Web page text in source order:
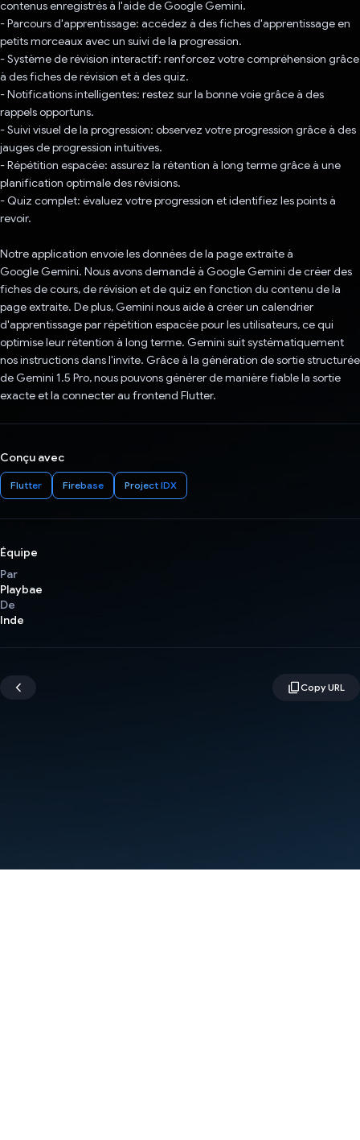
contenus enregistrés à l'aide de Google Gemini.
- Parcours d'apprentissage: accédez à des fiches d'apprentissage en
petits morceaux avec un suivi de la progression.
- Système de révision interactif: renforcez votre compréhension grâce
à des fiches de révision et à des quiz.
- Notifications intelligentes: restez sur la bonne voie grâce à des
rappels opportuns.
- Suivi visuel de la progression: observez votre progression grâce à des
jauges de progression intuitives.
- Répétition espacée: assurez la rétention à long terme grâce à une
planification optimale des révisions.
- Quiz complet: évaluez votre progression et identifiez les points à
revoir.
Notre application envoie les données de la page extraite à
Google Gemini. Nous avons demandé à Google Gemini de créer des
fiches de cours, de révision et de quiz en fonction du contenu de la
page extraite. De plus, Gemini nous aide à créer un calendrier
d'apprentissage par répétition espacée pour les utilisateurs, ce qui
optimise leur rétention à long terme. Gemini suit systématiquement
nos instructions dans l'invite. Grâce à la génération de sortie structurée
de Gemini 1.5 Pro, nous pouvons générer de manière fiable la sortie
exacte et la connecter au frontend Flutter.
Conçu avec
Flutter Firebase Project IDX
Équipe
Par
Playbae
De
Inde